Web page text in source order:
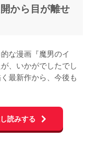
から目が離せ
な漫画『魔男のイ
、いかがでしたでし
最新作から、今後も
読みする